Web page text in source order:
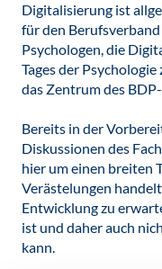
Digitalisierung ist
für den
Psychologen, die
Tages der
das Zentrum des
Bereits in der
Diskussionen des
hier um einen breiten
Verästelungen
Entwicklung zu
ist und daher auch
kann.